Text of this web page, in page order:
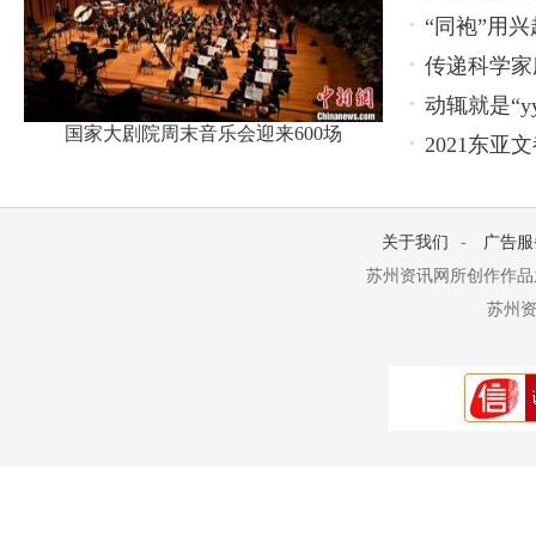
国家大剧院周末音乐会迎来600场
“同袍”用
传递科学
动辄就是
2021东亚
关于我们 -
广告
苏州资讯网所创作作
苏州